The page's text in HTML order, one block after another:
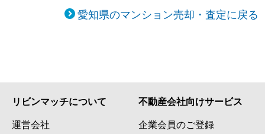
愛知県のマンション売却・査定に戻る
リビンマッチについて
運営会社
不動産会社向けサービス
企業会員のご登録